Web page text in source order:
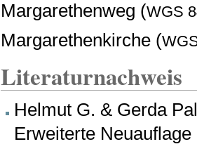
Margarethenweg (WGS
Margarethenkirche (
Literaturnachweis
Helmut G. & Gerda
Erweiterte